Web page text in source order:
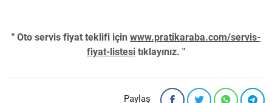
" Oto servis fiyat teklifi için www.pratikaraba.com/servis-
fiyat-listesi tıklayınız. "
Paylaş